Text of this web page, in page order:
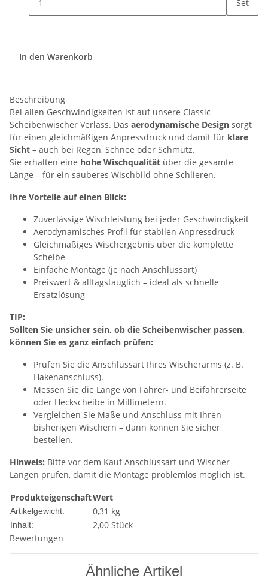
Set
In den Warenkorb
Beschreibung
Bei allen Geschwindigkeiten ist auf unsere Classic
Scheibenwischer Verlass. Das aerodynamische Design sorgt
für einen gleichmäßigen Anpressdruck und damit für klare
Sicht – auch bei Regen, Schnee oder Schmutz.
Sie erhalten eine hohe Wischqualität über die gesamte
Länge – für ein sauberes Wischbild ohne Schlieren.
Ihre Vorteile auf einen Blick:
Zuverlässige Wischleistung bei jeder Geschwindigkeit
Aerodynamisches Profil für stabilen Anpressdruck
Gleichmäßiges Wischergebnis über die komplette
Scheibe
Einfache Montage (je nach Anschlussart)
Preiswert & alltagstauglich – ideal als schnelle
Ersatzlösung
TIP:
Sollten Sie unsicher sein, ob die Scheibenwischer passen,
können Sie es ganz einfach prüfen:
Prüfen Sie die Anschlussart Ihres Wischerarms (z. B.
Hakenanschluss).
Messen Sie die Länge von Fahrer- und Beifahrerseite
oder Heckscheibe in Millimetern.
Vergleichen Sie Maße und Anschluss mit Ihren
bisherigen Wischern – dann können Sie sicher
bestellen.
Hinweis: Bitte vor dem Kauf Anschlussart und Wischer-
Längen prüfen, damit die Montage problemlos möglich ist.
ProdukteigenschaftWert
Artikelgewicht: 0,31 kg
Inhalt:
2,00 Stück
Bewertungen
Ähnliche Artikel